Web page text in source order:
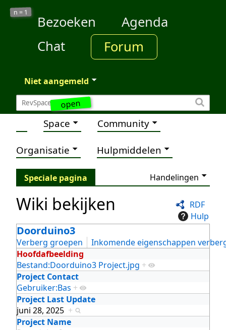
open
n = 1
Bezoeken
Agenda
Chat
Forum
Niet aangemeld
Space Community
Organisatie Hulpmiddelen
Speciale pagina Handelingen
RDF
Hulp
Wiki bekijken
Doorduino3
Verberg groepen
Inkomende eigenschappen
Hoofdafbeelding
Bestand:Doorduino3 Project.jpg +
Project Contact
Gebruiker:Bas +
Project Last Update
juni 28, 2025 +
Project Name